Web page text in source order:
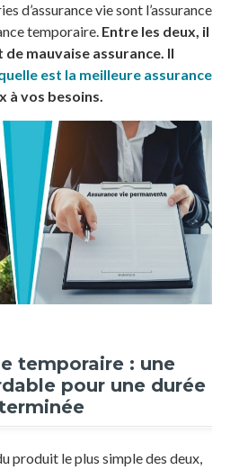
d’assurance vie sont l’assurance
temporaire. Entre les deux, il
de mauvaise assurance. Il
est la meilleure assurance
à vos besoins.
temporaire : une
pour une durée
produit le plus simple des deux,